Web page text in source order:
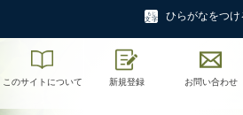
ひらがなをつけ
このサイトについて 新規登録 お問い合わせ